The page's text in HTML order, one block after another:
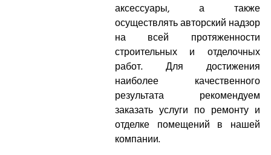
аксессуары, а также
осуществлять авторский надзор
на всей протяженности
строительных и отделочных
работ. Для достижения
наиболее качественного
результата рекомендуем
заказать услуги по ремонту и
отделке помещений в нашей
компании.